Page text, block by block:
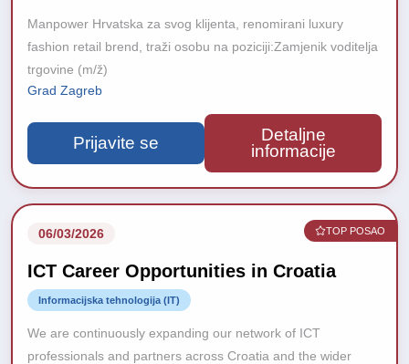
Manpower Hrvatska za svog klijenta, renomirani luxury
fashion retail brend, traži osobu na poziciji:Zamjenik voditelja
trgovine (m/ž)
Grad Zagreb
Prijavite se
Detaljne
informacije
06/03/2026 TOP POSAO
ICT Career Opportunities in Croatia
Informacijska tehnologija (IT)
We are continuously expanding our network of ICT
professionals and partners across Croatia and the wider